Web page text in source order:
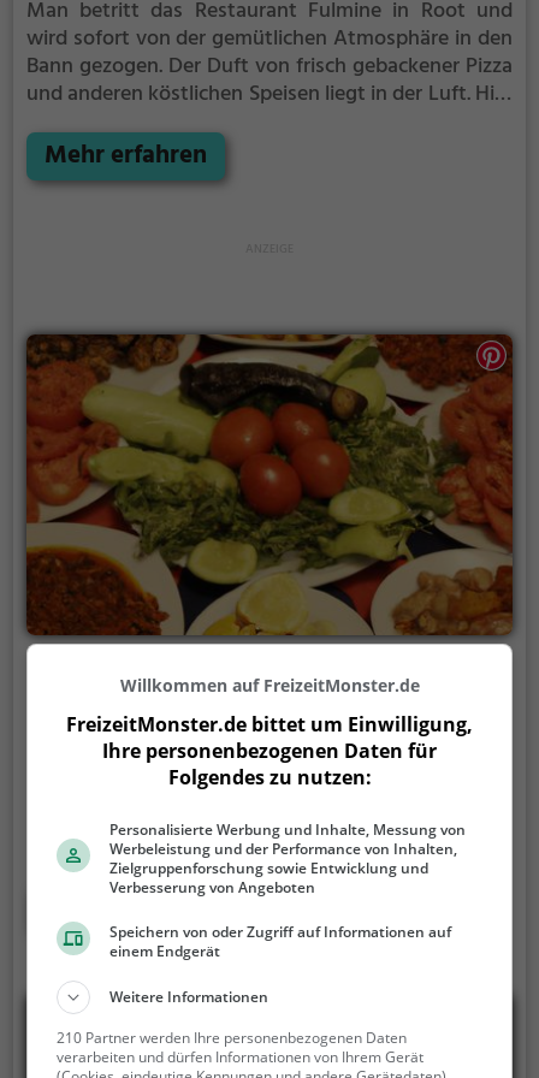
Man betritt das Restaurant Fulmine in Root und
wird sofort von der gemütlichen Atmosphäre in den
Bann gezogen. Der Duft von frisch gebackener Pizza
und anderen köstlichen Speisen liegt in der Luft. Hier
europäischen und mediterranen Gerichten sowie
leckeren Burgern und vegetarischen Speisen. Ob
das leckere Essen und lasse dich von der Vielfalt im
Fulmine verwöhnen.
Mehr erfahren
Zürichstrasse 81, 8910 Affoltern am Albis
In Affoltern am Albis findet man das Restaurant
Stella, welches mit seinem vielfältigen Angebot an
Speisen und Getränken überzeugt. Ob Döner Kebab,
italienische Pizza, mediterrane Gerichte oder
vegetarische Speisen – hier wird jeder fündig. Zudem
lockt das gemütliche Ambiente zum Verweilen ein,
sei es beim Frühstück, Brunch oder einfach nur bei
einer Tasse Kaffee und einem Stück Kuchen. Auch
Halal-Speisen stehen auf der Speisekarte, sodass für
jeden Geschmack etwas geboten wird.
Mehr erfahren
Willkommen auf FreizeitMonster.de
FreizeitMonster.de bittet um Einwilligung,
Ihre personenbezogenen Daten für
Folgendes zu nutzen:
Personalisierte Werbung und Inhalte, Messung von
Werbeleistung und der Performance von Inhalten,
Zielgruppenforschung sowie Entwicklung und
Verbesserung von Angeboten
Speichern von oder Zugriff auf Informationen auf
einem Endgerät
Weitere Informationen
210 Partner werden Ihre personenbezogenen Daten
verarbeiten und dürfen Informationen von Ihrem Gerät